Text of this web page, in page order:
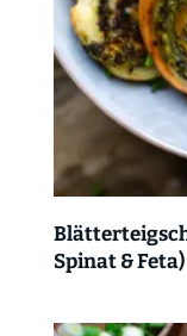
Spinat & Feta)